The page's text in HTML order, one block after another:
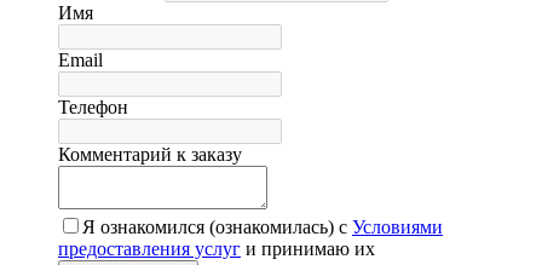
Имя
Email
Телефон
Комментарий к заказу
Я ознакомился (ознакомилась) с Условиями
предоставления услуг и принимаю их